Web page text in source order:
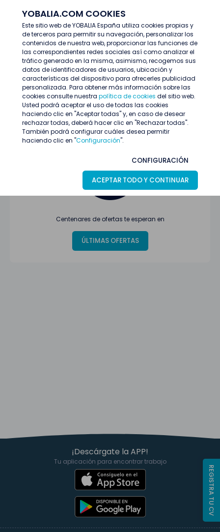
YOBALIA.COM COOKIES
Este sitio web de YOBALIA España utiliza cookies propias y
de terceros para permitir su navegación, personalizar los
contenidos de nuestra web, proporcionar las funciones de
las correspondientes redes sociales así como analizar el
tráfico generado en la misma, asimismo, recogemos sus
datos de identificadores de usuarios, ubicación y
características del dispositivo para ofrecerles publicidad
personalizada. Para obtener más información sobre las
cookies consulte nuestra política de cookies del sitio web.
Usted podrá aceptar el uso de todas las cookies
haciendo clic en "Aceptar todas" y, en caso de desear
rechazar todas, deberá hacer clic en "Rechazar todas".
También podrá configurar cuáles desea permitir
haciendo clic en "Configuración".
CONFIGURACIÓN
ACEPTAR TODO Y CONTINUAR
Últimas ofertas
Oferta no encontrada o ha finalizado su
proceso de selección
Centenares de ofertas te esperan en
ÚLTIMAS OFERTAS
¡Descárgate la APP!
Tu aplicación para encontrar trabajo
REGISTRA TU CV